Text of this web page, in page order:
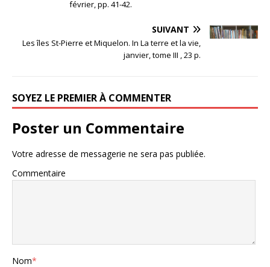
février, pp. 41-42.
SUIVANT
Les îles St-Pierre et Miquelon. In La terre et la vie,
janvier, tome III , 23 p.
SOYEZ LE PREMIER À COMMENTER
Poster un Commentaire
Votre adresse de messagerie ne sera pas publiée.
Commentaire
Nom*